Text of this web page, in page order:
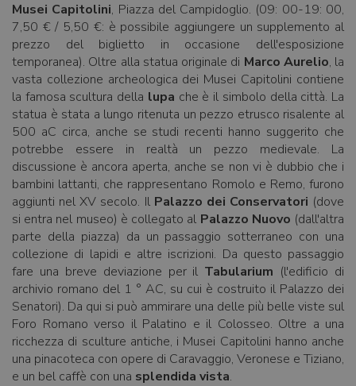
Musei Capitolini, Piazza del Campidoglio. (09: 00-19: 00,
7,50 € / 5,50 €: è possibile aggiungere un supplemento al
prezzo del biglietto in occasione dell'esposizione
temporanea). Oltre alla statua originale di Marco Aurelio, la
vasta collezione archeologica dei Musei Capitolini contiene
la famosa scultura della lupa che è il simbolo della città. La
statua è stata a lungo ritenuta un pezzo etrusco risalente al
500 aC circa, anche se studi recenti hanno suggerito che
potrebbe essere in realtà un pezzo medievale. La
discussione è ancora aperta, anche se non vi è dubbio che i
bambini lattanti, che rappresentano Romolo e Remo, furono
aggiunti nel XV secolo. Il Palazzo dei Conservatori (dove
si entra nel museo) è collegato al Palazzo Nuovo (dall'altra
parte della piazza) da un passaggio sotterraneo con una
collezione di lapidi e altre iscrizioni. Da questo passaggio
fare una breve deviazione per il Tabularium (l'edificio di
archivio romano del 1 ° AC, su cui è costruito il Palazzo dei
Senatori). Da qui si può ammirare una delle più belle viste sul
Foro Romano verso il Palatino e il Colosseo. Oltre a una
ricchezza di sculture antiche, i Musei Capitolini hanno anche
una pinacoteca con opere di Caravaggio, Veronese e Tiziano,
e un bel caffè con una splendida vista.